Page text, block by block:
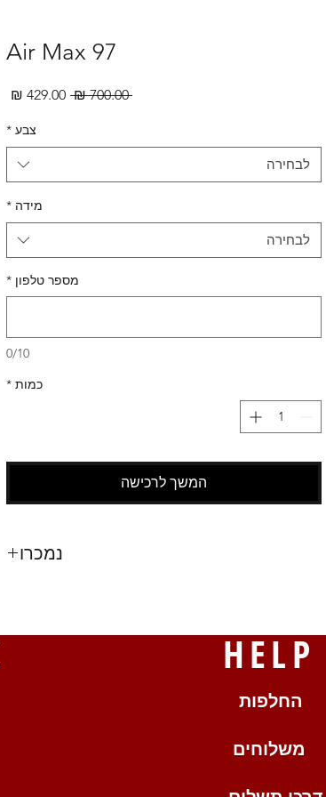
Air Max 97
‏700.00 ‏₪
מחיר
צבע *
לבחירה
מידה *
לבחירה
מספר טלפון *
0/10
כמות *
המשך לרכישה
נמכרו
HELP
החלפות
משלוחים